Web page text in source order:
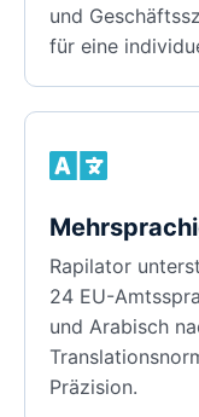
und
für eine
Rapilator
24 EU-
und Arabisch
Präzision.